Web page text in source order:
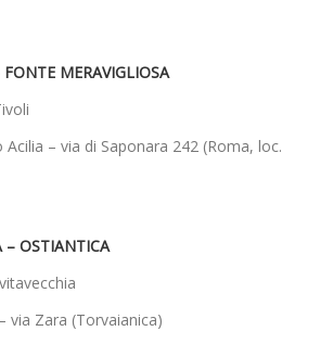
MERAVIGLIOSA
Acilia – via di Saponara 242 (Roma, loc.
– OSTIANTICA
via Zara (Torvaianica)